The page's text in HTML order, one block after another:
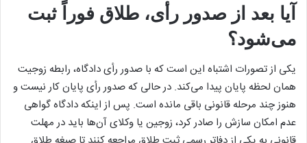
آیا بعد از صدور رأی، طلاق فوراً ثبت
می‌شود؟
یکی از تصورات اشتباه این است که با صدور رأی دادگاه، رابطه زوجیت
همان لحظه پایان پیدا می‌کند. در حالی که صدور رأی پایان کار نیست و
هنوز چند مرحله قانونی باقی مانده است. پس از اینکه دادگاه گواهی
عدم امکان سازش را صادر کرد، زوجین یا وکلای آن‌ها باید در مهلت